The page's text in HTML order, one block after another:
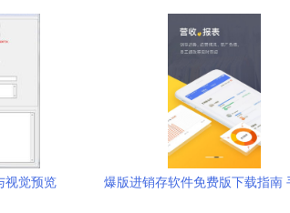
视觉预览
爆版进销存软件免费版下载指南